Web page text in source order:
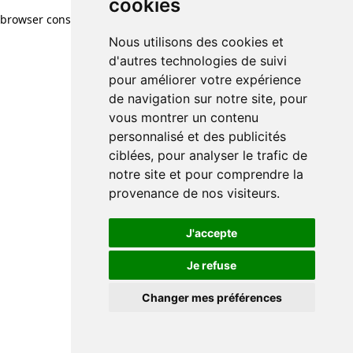
cookies
Nous utilisons des cookies et
d'autres technologies de suivi
pour améliorer votre expérience
de navigation sur notre site, pour
vous montrer un contenu
personnalisé et des publicités
ciblées, pour analyser le trafic de
notre site et pour comprendre la
provenance de nos visiteurs.
J'accepte
Je refuse
Changer mes préférences
browser console for more information)